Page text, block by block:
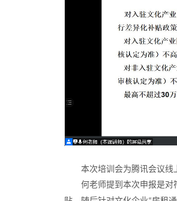
本次培训会为腾讯会议线
何老师提到本次申报是对